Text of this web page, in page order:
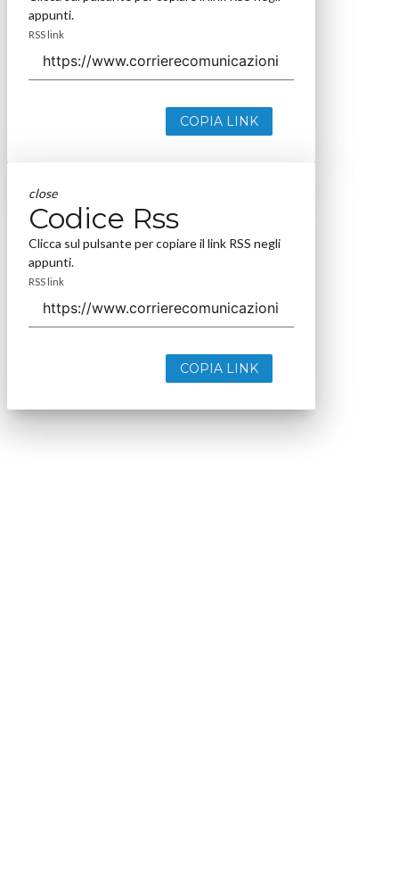
appunti.
RSS link
COPIA LINK
close
Codice Rss
Clicca sul pulsante per copiare il link RSS negli
appunti.
RSS link
COPIA LINK